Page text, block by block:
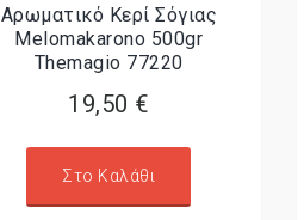
Αρωματικό Κερί Σόγιας
Melomakarono 500gr
Themagio 77220
19,50 €
Στο Καλάθι